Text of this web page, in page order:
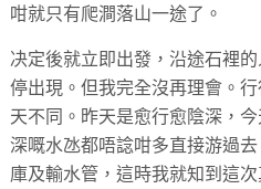
咁就只有爬澗落山一途了。
决定後就立即出發，沿途石裡
停出現。但我完全沒再理會。
天不同。昨天是愈行愈陰深，
深嘅水氹都唔諗咁多直接游過
庫及輸水管，這時我就知到這